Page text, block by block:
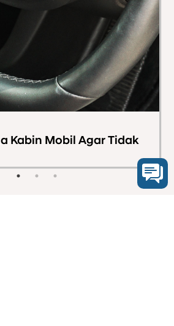
Kabin Mobil Agar Tidak